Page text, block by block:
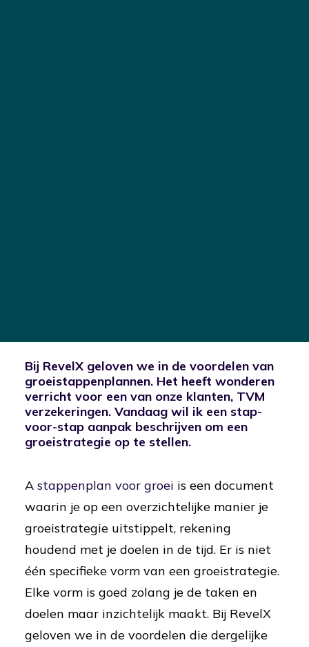
Bij RevelX geloven we in de voordelen van
groeistappenplannen. Het heeft wonderen
verricht voor een van onze klanten, TVM
verzekeringen. Vandaag wil ik een stap-
voor-stap aanpak beschrijven om een
groeistrategie op te stellen.
A stappenplan voor groei is een document
waarin je op een overzichtelijke manier je
groeistrategie uitstippelt, rekening
houdend met je doelen in de tijd. Er is niet
één specifieke vorm van een groeistrategie.
Elke vorm is goed zolang je de taken en
doelen maar inzichtelijk maakt. Bij RevelX
geloven we in de voordelen die dergelijke